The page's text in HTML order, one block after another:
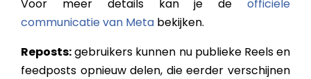
Voor meer details kan je de officiële
communicatie van Meta bekijken.
Reposts:gebruikers kunnen nu publieke Reels en
feedposts opnieuw delen, die eerder verschijnen